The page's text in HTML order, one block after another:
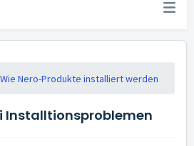
Wie Nero-Produkte installiert werden
Installtionsproblemen